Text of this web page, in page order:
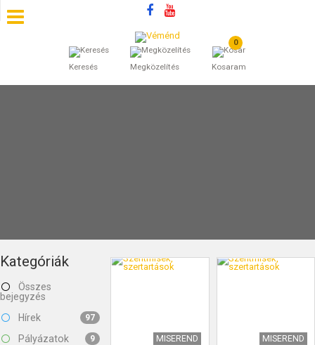
Keresés Megközelítés
0
Kosaram
SZÁLLÁSOK
BEJEGYZÉSEK
Kategóriák
Összes
bejegyzés
Hírek
97
Pályázatok 9 MISEREND MISEREND